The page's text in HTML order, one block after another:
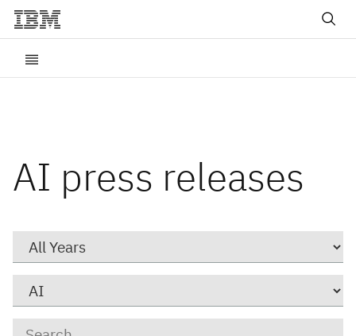
AI press releases